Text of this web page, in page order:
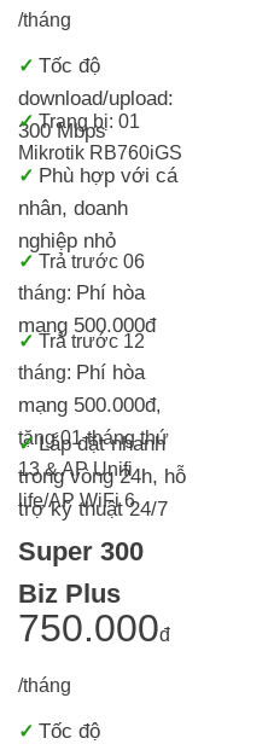
/tháng
✓ Tốc độ
download/upload:
300 Mbps
✓Trang bị: 01
Mikrotik RB760iGS
✓ Phù hợp với cá
nhân, doanh
nghiệp nhỏ
✓ Trả trước 06
tháng: Phí hòa
mạng 500.000đ
✓ Trả trước 12
tháng: Phí hòa
mạng 500.000đ,
tặng 01 tháng thứ
13 & AP Unifi
life/AP WiFi 6
✓ Lắp đặt nhanh
trong vòng 24h, hỗ
trợ kỹ thuật 24/7
Super 300
Biz Plus
750.000đ
/tháng
✓ Tốc độ